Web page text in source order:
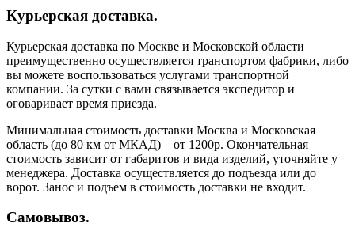
Курьерская доставка.
Курьерская доставка по Москве и Московской области
преимущественно осуществляется транспортом фабрики, либо
вы можете воспользоваться услугами транспортной
компании. За сутки с вами связывается экспедитор и
оговаривает время приезда.
Минимальная стоимость доставки Москва и Московская
область (до 80 км от МКАД) – от 1200р. Окончательная
стоимость зависит от габаритов и вида изделий, уточняйте у
менеджера. Доставка осуществляется до подъезда или до
ворот. Занос и подъем в стоимость доставки не входит.
Самовывоз.